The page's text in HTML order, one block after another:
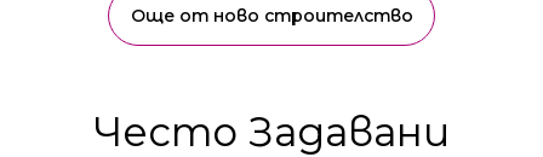
Още от ново строителство
Често Задавани